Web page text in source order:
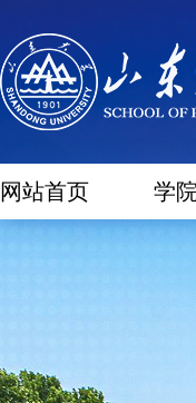
网站首页 学